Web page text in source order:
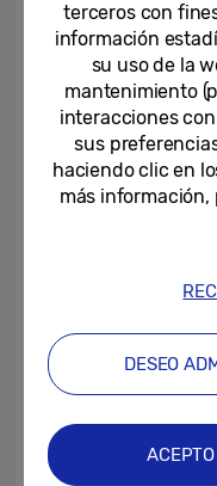
Memoria
terceros con
información
su uso de la
mantenimiento
interacciones
sus
haciendo clic en
más
DESEO